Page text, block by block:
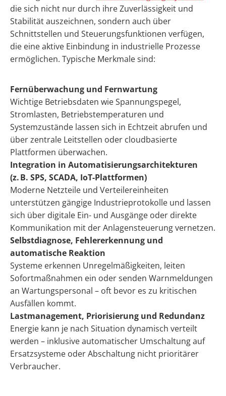
die sich nicht nur durch ihre Zuverlässigkeit und
Stabilität auszeichnen, sondern auch über
Schnittstellen und Steuerungsfunktionen verfügen,
die eine aktive Einbindung in industrielle Prozesse
ermöglichen. Typische Merkmale sind:
Fernüberwachung und Fernwartung
Wichtige Betriebsdaten wie Spannungspegel,
Stromlasten, Betriebstemperaturen und
Systemzustände lassen sich in Echtzeit abrufen und
über zentrale Leitstellen oder cloudbasierte
Plattformen überwachen.
Integration in Automatisierungsarchitekturen
(z. B. SPS, SCADA, IoT-Plattformen)
Moderne Netzteile und Verteilereinheiten
unterstützen gängige Industrieprotokolle und lassen
sich über digitale Ein- und Ausgänge oder direkte
Kommunikation mit der Anlagensteuerung vernetzen.
Selbstdiagnose, Fehlererkennung und
automatische Reaktion
Systeme erkennen Unregelmäßigkeiten, leiten
Sofortmaßnahmen ein oder senden Warnmeldungen
an Wartungspersonal – oft bevor es zu kritischen
Ausfällen kommt.
Lastmanagement, Priorisierung und Redundanz
Energie kann je nach Situation dynamisch verteilt
werden – inklusive automatischer Umschaltung auf
Ersatzsysteme oder Abschaltung nicht prioritärer
Verbraucher.